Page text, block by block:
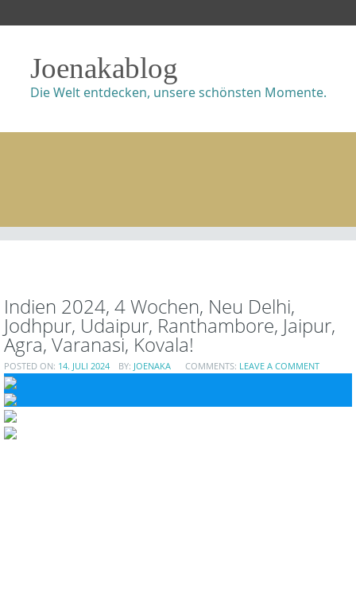
Joenakablog
Die Welt entdecken, unsere schönsten Momente.
Indien 2024, 4 Wochen, Neu Delhi,
Jodhpur, Udaipur, Ranthambore, Jaipur,
Agra, Varanasi, Kovala!
POSTED ON: 14. JULI 2024 BY: JOENAKA COMMENTS: LEAVE A COMMENT